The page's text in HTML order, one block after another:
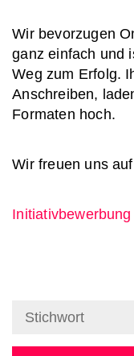
Wir bevorzugen
ganz einfach und
Weg zum Erfolg.
Anschreiben,
Formaten hoch.
Wir freuen uns
Initiativbewerbung